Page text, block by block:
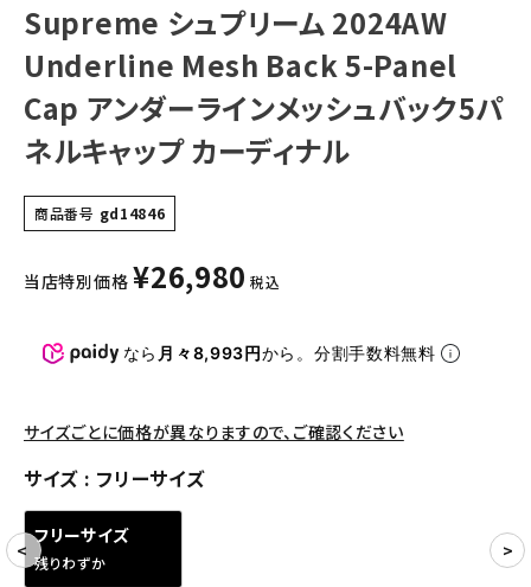
キャップ・ハット
ニット帽・ビーニー
バックパック・リュック
その他バッグ類
スニーカー・ブーツ
パンツ・ショーツ
SEASON
CONTENTS
ACCOUNT MENU
Supreme シュプリーム 2024AW
Underline Mesh Back 5-Panel
Cap アンダーラインメッシュバック5パ
ネルキャップ カーディナル
商品番号 gd14846
当店特別価格 ¥26,980 税込
なら 月々8,993円から。分割手数料無料
サイズごとに価格が異なりますので、ご確認ください
サイズ フリーサイズ
フリーサイズ
残りわずか